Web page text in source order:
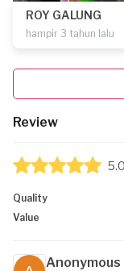
ROY GALUNG
hampir 3 tahun lalu
Review
5.0
Quality
Value
Anonymous